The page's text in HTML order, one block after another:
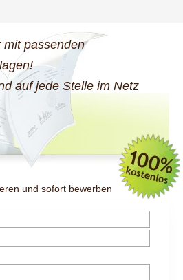
mit passenden
auf jede Stelle im Netz
und sofort bewerben